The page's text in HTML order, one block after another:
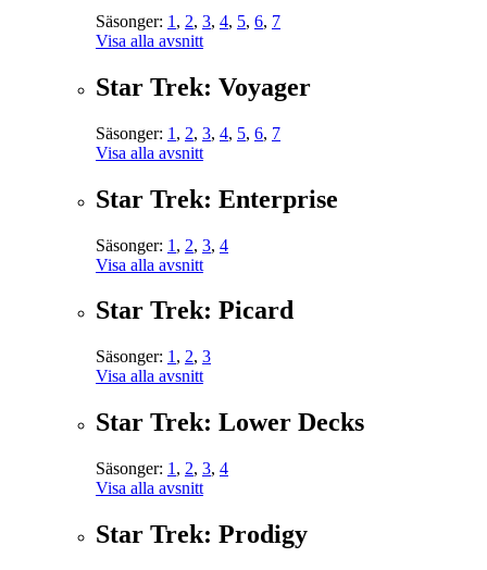
Säsonger: 1 , 2, 3, 4, 5, 6, 7
Visa alla avsnitt
Star Trek: Voyager
Säsonger: 1 , 2, 3, 4, 5, 6, 7
Visa alla avsnitt
Star Trek: Enterprise
Säsonger: 1 , 2, 3, 4
Visa alla avsnitt
Star Trek: Picard
Säsonger: 1 , 2, 3
Visa alla avsnitt
Star Trek: Lower Decks
Säsonger: 1 , 2, 3, 4
Visa alla avsnitt
Star Trek: Prodigy